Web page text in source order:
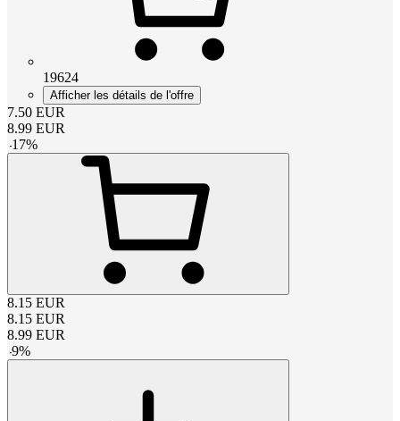
19624
Afficher les détails de l'offre
7.50 EUR
8.99 EUR
-17%
8.15 EUR
8.15 EUR
8.99 EUR
-9%